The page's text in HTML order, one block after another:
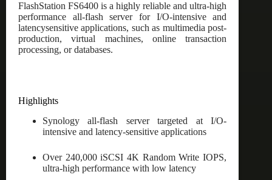
FlashStation FS6400 is a highly reliable and ultra-high
performance all-flash server for I/O-intensive and
latencysensitive applications, such as multimedia post-
production, virtual machines, online transaction
processing, or databases.
Highlights
Synology all-flash server targeted at I/O-
intensive and latency-sensitive applications
Over 240,000 iSCSI 4K Random Write IOPS,
ultra-high performance with low latency